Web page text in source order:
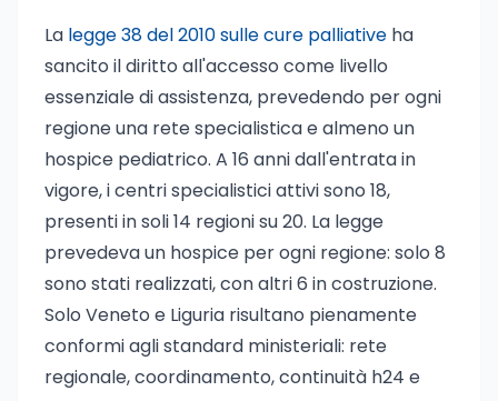
La legge 38 del 2010 sulle cure palliative ha
sancito il diritto all'accesso come livello
essenziale di assistenza, prevedendo per ogni
regione una rete specialistica e almeno un
hospice pediatrico. A 16 anni dall'entrata in
vigore, i centri specialistici attivi sono 18,
presenti in soli 14 regioni su 20. La legge
prevedeva un hospice per ogni regione: solo 8
sono stati realizzati, con altri 6 in costruzione.
Solo Veneto e Liguria risultano pienamente
conformi agli standard ministeriali: rete
regionale, coordinamento, continuità h24 e